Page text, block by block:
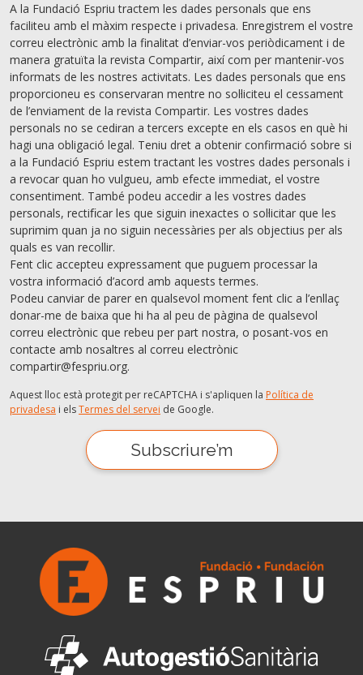
A la Fundació Espriu tractem les dades personals que ens
faciliteu amb el màxim respecte i privadesa. Enregistrem el vostre
correu electrònic amb la finalitat d’enviar-vos periòdicament i de
manera gratuïta la revista Compartir, així com per mantenir-vos
informats de les nostres activitats. Les dades personals que ens
proporcioneu es conservaran mentre no sol·liciteu el cessament
de l’enviament de la revista Compartir. Les vostres dades
personals no se cediran a tercers excepte en els casos en què hi
hagi una obligació legal. Teniu dret a obtenir confirmació sobre si
a la Fundació Espriu estem tractant les vostres dades personals i
a revocar quan ho vulgueu, amb efecte immediat, el vostre
consentiment. També podeu accedir a les vostres dades
personals, rectiﬁcar les que siguin inexactes o sol·licitar que les
suprimim quan ja no siguin necessàries per als objectius per als
quals es van recollir.
Fent clic accepteu expressament que puguem processar la
vostra informació d’acord amb aquests termes.
Podeu canviar de parer en qualsevol moment fent clic a l’enllaç
donar-me de baixa que hi ha al peu de pàgina de qualsevol
correu electrònic que rebeu per part nostra, o posant-vos en
contacte amb nosaltres al correu electrònic
compartir@fespriu.org.
Aquest lloc està protegit per reCAPTCHA i s'apliquen la Política de
privadesa i elsTermes del servei de Google.